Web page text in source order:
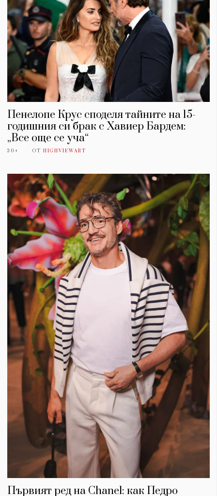
Пенелопе Крус споделя тайните на 15-
годишния си брак с Хавиер Бардем:
„Все още се уча“
30+ ОТ HIGHVIEWART
Първият ред на Chanel: как Педро